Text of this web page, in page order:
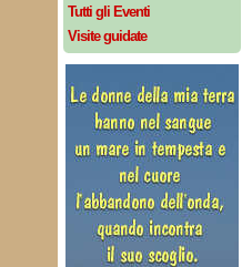
Tutti gli Eventi
Visite guidate